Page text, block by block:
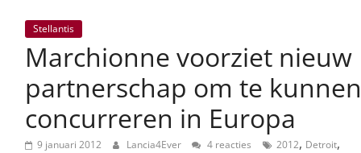
Italiaans
autonieuws
lifestyle
Stellantis
Marchionne voorziet nieuw
partnerschap om te kunnen
concurreren in Europa
9 januari 2012 Lancia4Ever 4 reacties 2012, Detroit,